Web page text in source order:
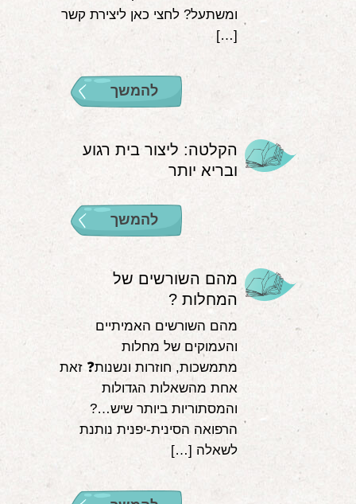
ומשתעל? לחצי כאן ליצירת קשר
[…]
להמשך
הקלטה: ליצור בית רגוע
ובריא יותר
להמשך
מהם השורשים של
המחלות ?
מהם השורשים האמיתיים
והעמוקים של מחלות
מתמשכות, חוזרות ונשנות❓ זאת
אחת מהשאלות הגדולות
והמסתוריות ביותר שיש…?
הרפואה הסינית-יפנית נותנת
לשאלה […]